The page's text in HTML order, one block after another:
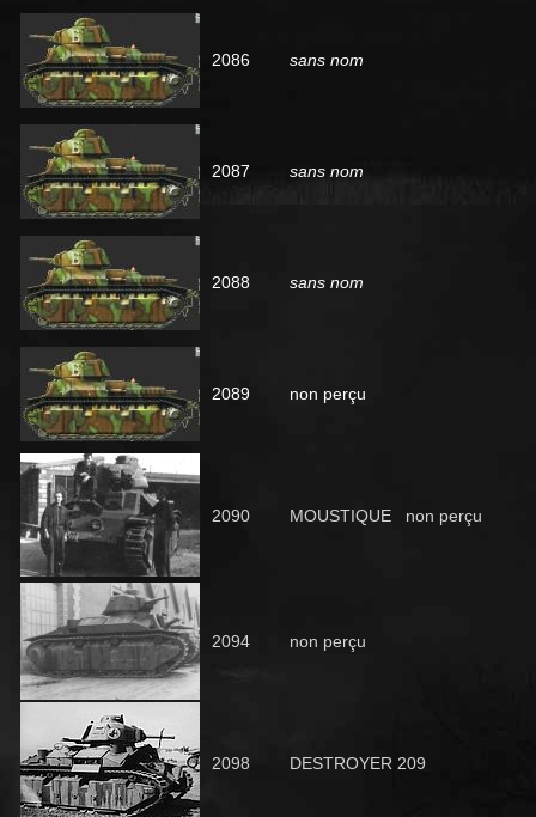
2086 sans nom
2087 sans nom
2088 sans nom
2089 non perçu
2090 MOUSTIQUE non perçu
2094 non perçu
2098 DESTROYER 209